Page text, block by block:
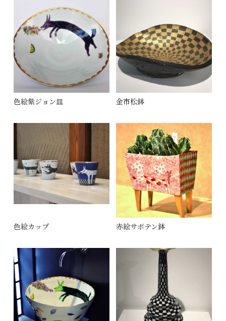
色絵紫ジョン皿 金市松鉢
色絵カップ 赤絵サボテン鉢